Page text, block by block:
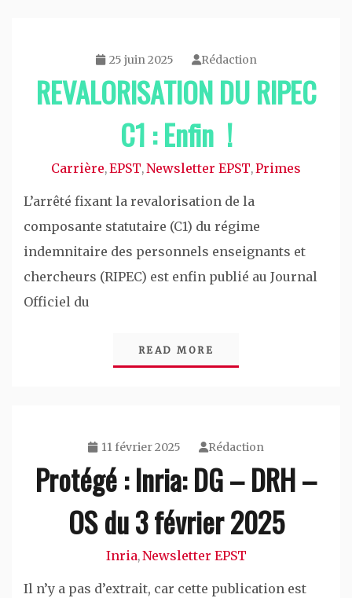
25 juin 2025 Rédaction
REVALORISATION DU RIPEC
C1 : Enfin !
Carrière,EPST,Newsletter EPST,Primes
L’arrêté fixant la revalorisation de la
composante statutaire (C1) du régime
indemnitaire des personnels enseignants et
chercheurs (RIPEC) est enfin publié au Journal
Officiel du
READ MORE
11 février 2025 Rédaction
Protégé : Inria: DG – DRH –
OS du 3 février 2025
Inria,Newsletter EPST
Il n’y a pas d’extrait, car cette publication est